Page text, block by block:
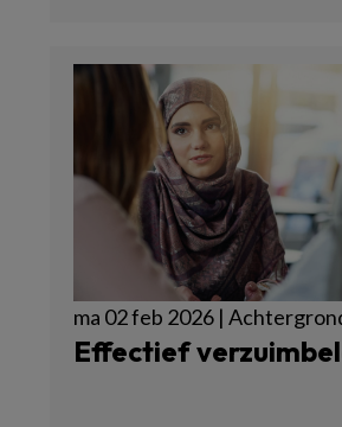
ma 02 feb 2026 |
Effectief